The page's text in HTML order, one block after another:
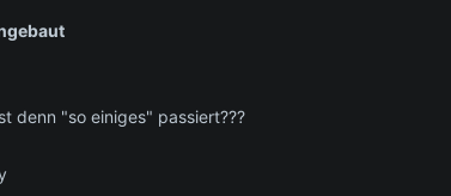
denn "so einiges" passiert???